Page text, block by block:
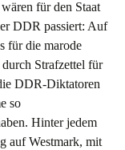
für den Staat
DDR passiert: Auf
für die marode
Strafzettel für
DDR-Diktatoren
so
Hinter jedem
auf Westmark, mit